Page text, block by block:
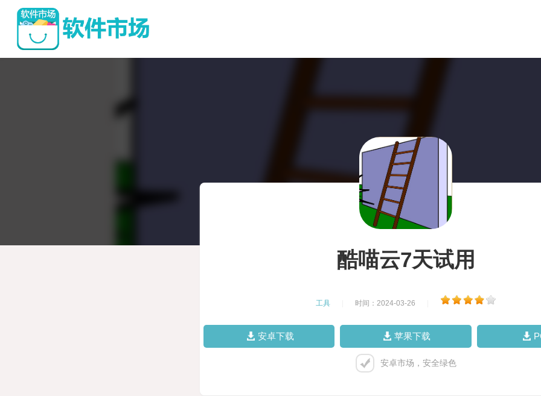
酷喵云7天试用
工具 时间：2024-03-26
安卓下载 苹果下载
安卓市场，安全绿色